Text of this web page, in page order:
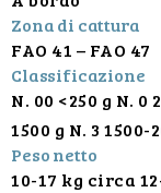
Zona di cattura
FAO 41 – FAO 47
Classificazione
N. 00 <250 g N. 0
1500 g N. 3 1500-
Peso netto
10-17 kg circa